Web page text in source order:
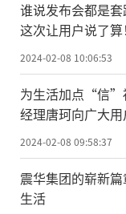
谁说发布会都是套
这次让用户说了算！
2024-02-08 10:06:53
为生活加点“信”
经理唐珂向广大
2024-02-08 09:58:37
震华集团的崭新
生活